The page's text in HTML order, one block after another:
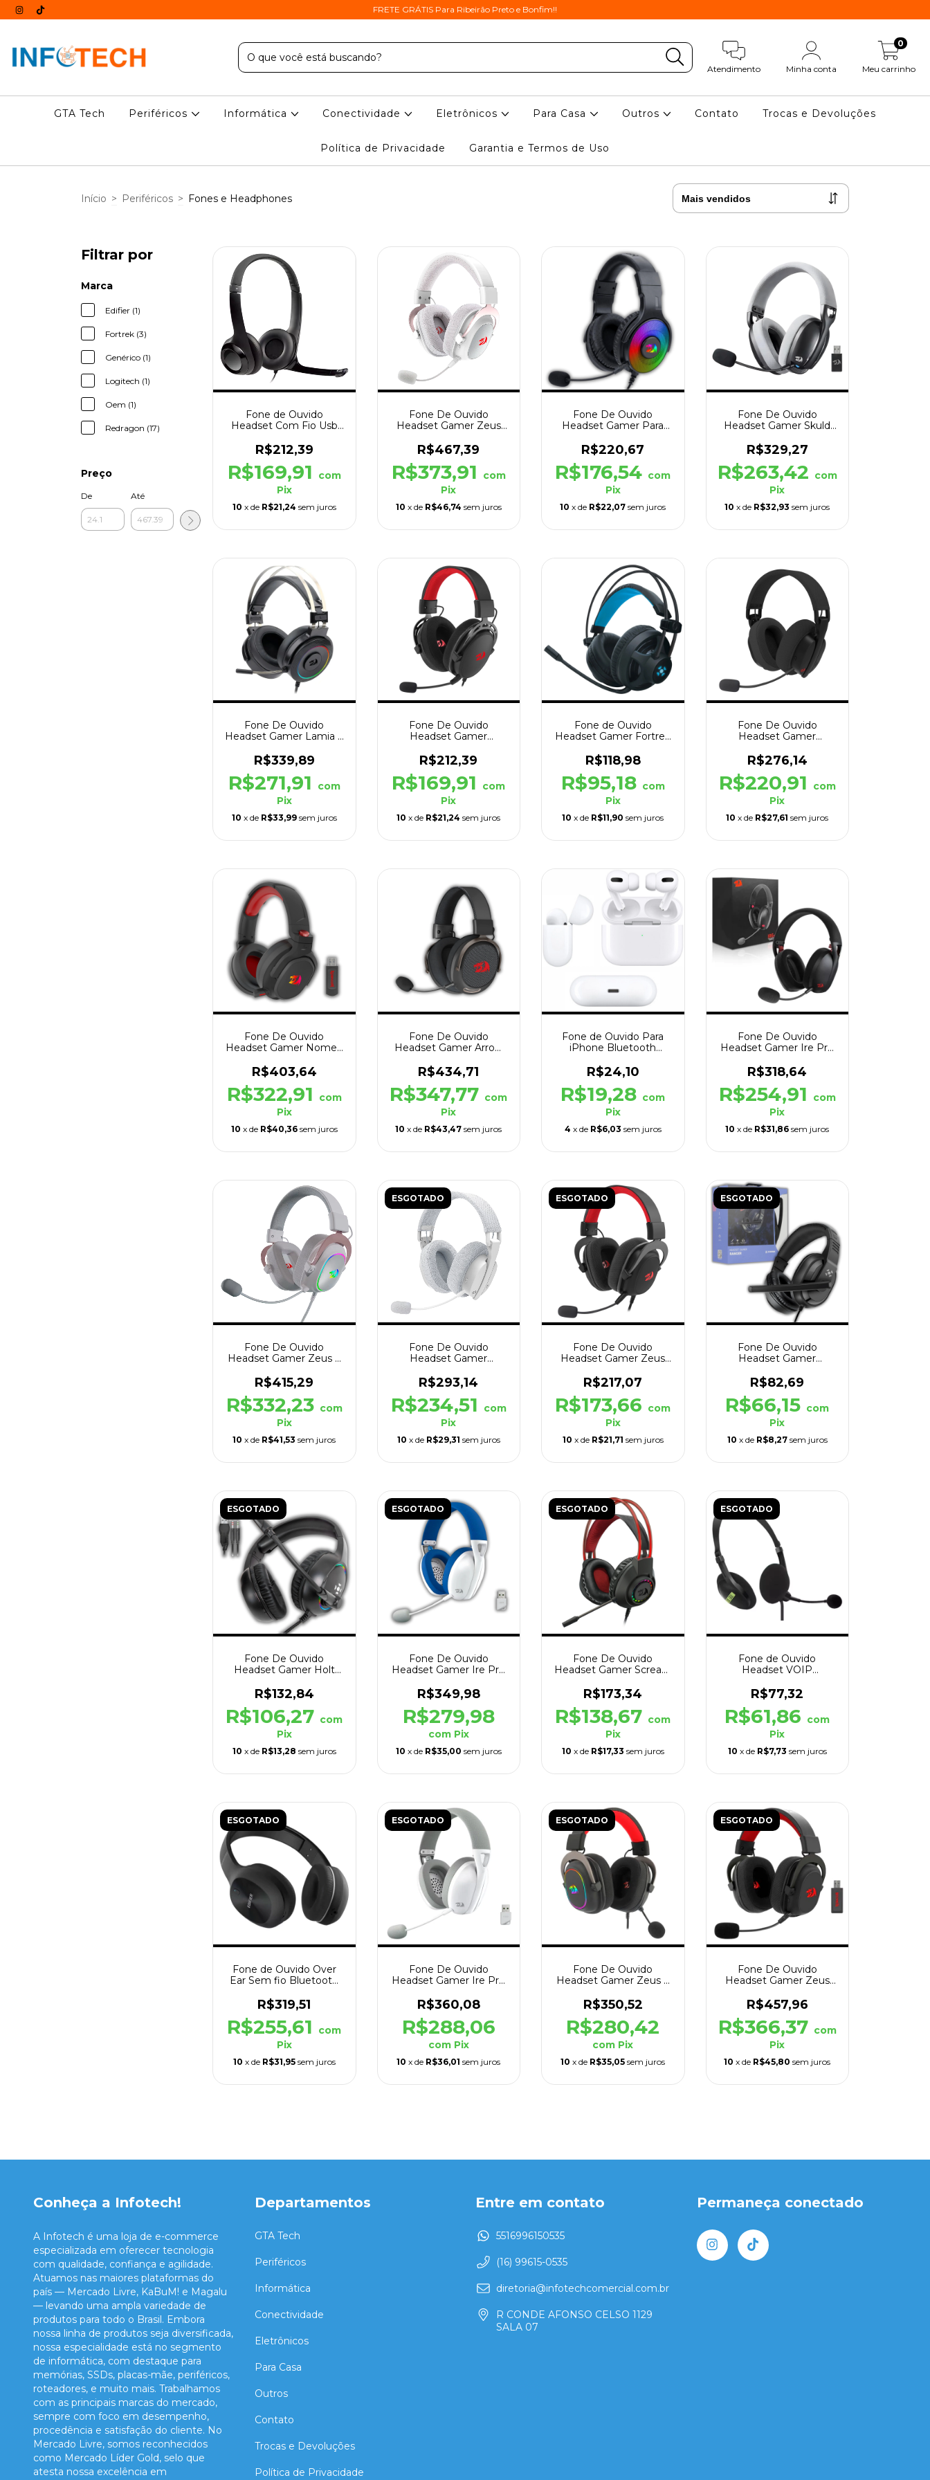
FRETE GRÁTIS Para Ribeirão Preto e Bonfim!!
Atendimento Minha conta Meu carrinho
0
GTA Tech Periféricos Informática Conectividade Eletrônicos Para Casa Outros Contato Trocas e Devoluções
Política de Privacidade Garantia e Termos de Uso
Início > Periféricos > Fones e Headphones
Filtrar por
Marca
Edifier (1)
Fortrek (3)
Genérico (1)
Logitech (1)
Oem (1)
Redragon (17)
Preço
De Até
Fone de Ouvido
Headset Com Fio Usb
R$212,39
R$169,91
com
Pix
10 x de R$21,24 sem juros
Fone De Ouvido
Headset Gamer Zeus
Branco
R$467,39
R$373,91
com
Pix
10 x de R$46,74 sem juros
Fone De Ouvido
Headset Gamer Para
Preto
R$220,67
R$176,54 com
Pix
10 x de R$22,07 sem juros
Fone De Ouvido
Headset Gamer Skuld
Preto/Cinza
R$329,27
R$263,42 com
Pix
10 x de R$32,93 sem juros
Fone De Ouvido
Headset Gamer Lamia 2
Preto+Suporte
R$339,89
R$271,91
com
Pix
10 x de R$33,99 sem juros
Fone De Ouvido
Headset Gamer
H541 Preto
R$212,39
R$169,91
com
Pix
10 x de R$21,24 sem juros
Fone de Ouvido
Headset Gamer Fortrek
R$118,98
R$95,18 com
Pix
10 x de R$11,90 sem juros
Fone De Ouvido
Headset Gamer
H888
R$276,14
R$220,91
com
Pix
10 x de R$27,61 sem juros
Fone De Ouvido
Headset Gamer Nomen
R$403,64
R$322,91
com
Pix
10 x de R$40,36 sem juros
Fone De Ouvido
Headset Gamer Arrow
Preto
R$434,71
R$347,77 com
Pix
10 x de R$43,47 sem juros
Fone de Ouvido Para
iPhone Bluetooth
R$24,10
R$19,28 com
Pix
4 x de R$6,03 sem juros
Fone De Ouvido
Headset Gamer Ire Pro
R$318,64
R$254,91
com
Pix
10 x de R$31,86 sem juros
Fone De Ouvido
Headset Gamer Zeus X
Branco
R$415,29
R$332,23 com
Pix
10 x de R$41,53 sem juros
ESGOTADO
Fone De Ouvido
Headset Gamer
H888W
R$293,14
R$234,51
com
Pix
10 x de R$29,31 sem juros
ESGOTADO
Fone De Ouvido
Headset Gamer Zeus
R$217,07
R$173,66 com
Pix
10 x de R$21,71 sem juros
ESGOTADO
Fone De Ouvido
Headset Gamer
P3/P2 Preto
R$82,69
R$66,15 com
Pix
10 x de R$8,27 sem juros
ESGOTADO
Fone De Ouvido
Headset Gamer Holt
R$132,84
R$106,27 com
Pix
10 x de R$13,28 sem juros
ESGOTADO
Fone De Ouvido
Headset Gamer Ire Pro
R$349,98
R$279,98
com Pix
10 x de R$35,00 sem juros
ESGOTADO
Fone De Ouvido
Headset Gamer Scream
R$173,34
R$138,67 com
Pix
10 x de R$17,33 sem juros
ESGOTADO
Fone de Ouvido
Headset VOIP
Callcenter
R$77,32
R$61,86 com
Pix
10 x de R$7,73 sem juros
ESGOTADO
Fone de Ouvido Over
Ear Sem fio Bluetooth
R$319,51
R$255,61
com
Pix
10 x de R$31,95 sem juros
ESGOTADO
Fone De Ouvido
Headset Gamer Ire Pro
Branco
R$360,08
R$288,06
com Pix
10 x de R$36,01 sem juros
ESGOTADO
Fone De Ouvido
Headset Gamer Zeus X
R$350,52
R$280,42
com Pix
10 x de R$35,05 sem juros
ESGOTADO
Fone De Ouvido
Headset Gamer Zeus
R$457,96
R$366,37 com
Pix
10 x de R$45,80 sem juros
Conheça a Infotech!
A Infotech é uma loja de e-commerce
especializada em oferecer tecnologia
com qualidade, confiança e agilidade.
Atuamos nas maiores plataformas do
país — Mercado Livre, KaBuM! e Magalu
— levando uma ampla variedade de
produtos para todo o Brasil. Embora
nossa linha de produtos seja diversificada,
nossa especialidade está no segmento
de informática, com destaque para
memórias, SSDs, placas-mãe, periféricos,
roteadores, e muito mais. Trabalhamos
com as principais marcas do mercado,
sempre com foco em desempenho,
procedência e satisfação do cliente. No
Mercado Livre, somos reconhecidos
como Mercado Líder Gold, selo que
atesta nossa excelência em
Departamentos
GTA Tech
Periféricos
Informática
Conectividade
Eletrônicos
Para Casa
Outros
Contato
Trocas e Devoluções
Política de Privacidade
Entre em contato
5516996150535
(16) 99615-0535
diretoria@infotechcomercial.com.br
R CONDE AFONSO CELSO 1129
SALA 07
Permaneça conectado